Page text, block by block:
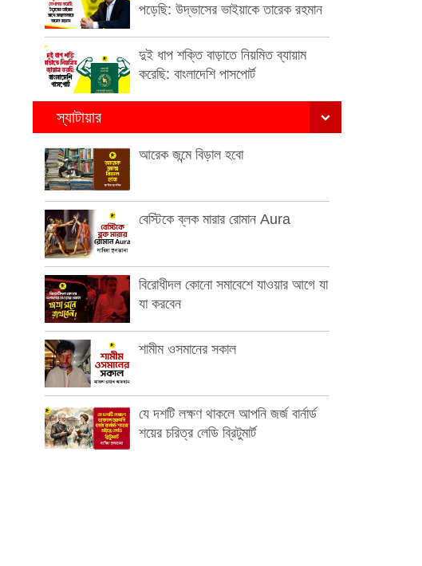
পড়েছি: উদ্ভাসের ভাইয়াকে তারেক রহমান
দুই ধাপ শক্তি বাড়াতে নিয়মিত ব্যায়াম
করেছি: বাংলাদেশি পাসপোর্ট
স্যাটায়ার
আরেক জন্মে বিড়াল হবো
বেস্টিকে ব্লক মারার রোমান Aura
বিরোধীদল কোনো সমাবেশে যাওয়ার আগে যা
যা করবেন
শামীম ওসমানের সকাল
যে দশটি লক্ষণ থাকলে আপনি জর্জ বার্নার্ড
শয়ের চরিত্র লেডি ব্রিটুমার্ট